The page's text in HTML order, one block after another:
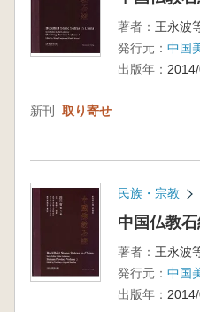
著者： 王永波
発行元： 中国
出版年：
新刊 取り寄せ
民族・宗教
中国仏教
著者： 王永波
発行元： 中国
出版年：